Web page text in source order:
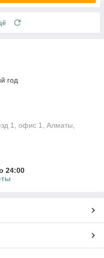
год
1, офис 1, Алматы,
24:00